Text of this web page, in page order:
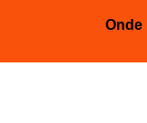
Onde